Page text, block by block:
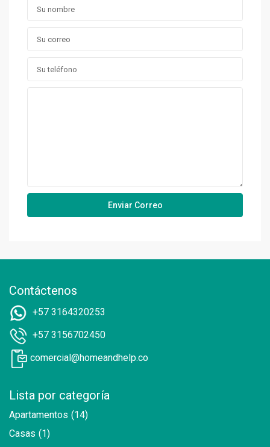
Contáctenos
+57 3164320253
+57 3156702450
comercial@homeandhelp.co
Lista por categoría
Apartamentos (14)
Casas (1)